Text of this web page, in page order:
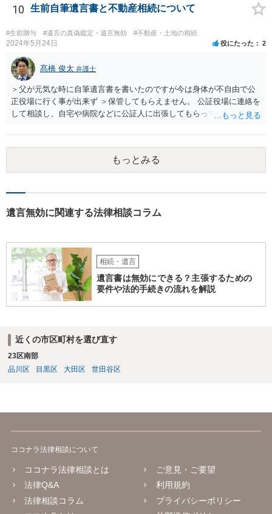
ります。 奥様において戸籍謄本、不動産登記簿、固定資産評価証明
書、遺言書の有無等を確認し、弁護士に個別に相談した方がよいと思
われます。
10 生前自筆遺言書と不動産相続について
#生前贈与 #遺言の真偽鑑定・遺言無効 #不動産・土地の相続
2024年5月24日 役にたった 2
髙橋 俊太 弁護士
＞父が元気な時に自筆遺言書を書いたのですが今は身体が不自由で公
正役場に行く事が出来ず ＞保管してもらえません。 公証役場に連絡を
して相談し、自宅や病院などに公証人に出張してもらって公正証書を
うことも可能です。 ＞不動産名義を父から母に名義変更しておいた方
がいいのではと考えていますがどう思いますか？ 詳細が不明であり何
とも言えないのですが、遺言内容との関わりもあると思いますので、
弁護士に事情等を説明して個別に相談した方がよいように思います。
もっとみる
遺言無効に関連する法律相談コラム
相続・遺言
遺言書は無効にできる？主張するための
要件や法的手続きの流れを解説
近くの市区町村を選び直す
23区南部
品川区
目黒区 大田区 世田谷区
ココナラ法律相談について
ココナラ法律相談とは
法律Q&A
法律相談コラム
ご意見・ご要望
利用規約
プライバシーポリシー